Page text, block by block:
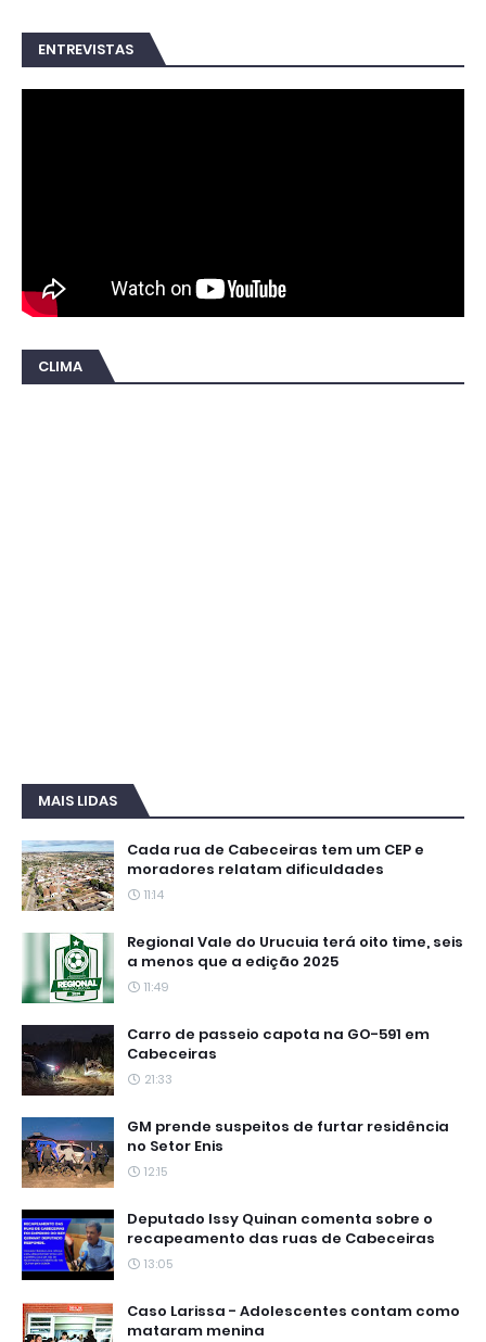
ENTREVISTAS
CLIMA
MAIS LIDAS
Cada rua de Cabeceiras tem um CEP e
moradores relatam dificuldades
11:14
Regional Vale do Urucuia terá oito time, seis
a menos que a edição 2025
11:49
Carro de passeio capota na GO-591 em
Cabeceiras
21:33
GM prende suspeitos de furtar residência
no Setor Enis
12:15
Deputado Issy Quinan comenta sobre o
recapeamento das ruas de Cabeceiras
13:05
Caso Larissa - Adolescentes contam como
mataram menina